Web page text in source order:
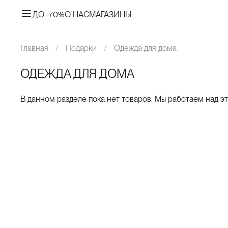
ДО -70%О НАСМАГАЗИНЫ
Главная Подарки Одежда для дома
ОДЕЖДА ДЛЯ ДОМА
В данном разделе пока нет товаров. Мы работаем над